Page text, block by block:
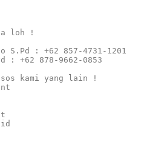
loh !
S.Pd : +62 857-4731-1201
: +62 878-9662-0853
kami yang lain !